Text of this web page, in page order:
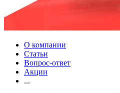
О компании
Статьи
Вопрос-ответ
Акции
...